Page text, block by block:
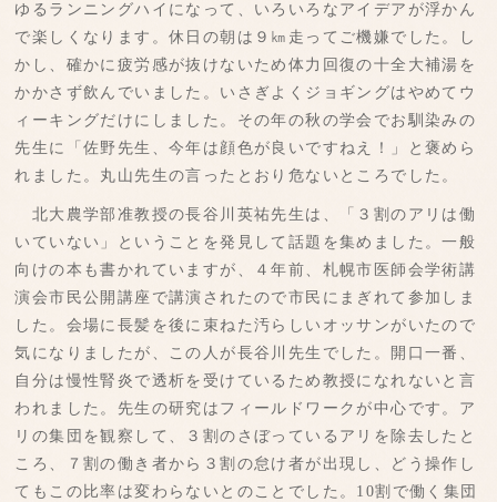
ゆるランニングハイになって、いろいろなアイデアが浮かん
で楽しくなります。休日の朝は９㎞走ってご機嫌でした。し
かし、確かに疲労感が抜けないため体力回復の十全大補湯を
かかさず飲んでいました。いさぎよくジョギングはやめてウ
ィーキングだけにしました。その年の秋の学会でお馴染みの
先生に「佐野先生、今年は顔色が良いですねえ！」と褒めら
れました。丸山先生の言ったとおり危ないところでした。
北大農学部准教授の長谷川英祐先生は、「３割のアリは働
いていない」ということを発見して話題を集めました。一般
向けの本も書かれていますが、４年前、札幌市医師会学術講
演会市民公開講座で講演されたので市民にまぎれて参加しま
した。会場に長髪を後に束ねた汚らしいオッサンがいたので
気になりましたが、この人が長谷川先生でした。開口一番、
自分は慢性腎炎で透析を受けているため教授になれないと言
われました。先生の研究はフィールドワークが中心です。ア
リの集団を観察して、３割のさぼっているアリを除去したと
ころ、７割の働き者から３割の怠け者が出現し、どう操作し
てもこの比率は変わらないとのことでした。10割で働く集団